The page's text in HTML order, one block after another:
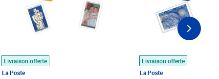
Livraison offerte
La Poste
Livraison offerte
La Poste